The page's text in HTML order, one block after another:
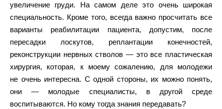
увеличение груди. На самом деле это очень широкая
специальность. Кроме того, всегда важно просчитать все
варианты реабилитации пациента, допустим, после
пересадки лоскутов, реплантации конечностей,
реконструкции нервных стволов — это все пластическая
хирургия, которая, к моему сожалению, для молодежи
не очень интересна. С одной стороны, их можно понять,
они — молодые специалисты, в другой среде
воспитываются. Но кому тогда знания передавать?